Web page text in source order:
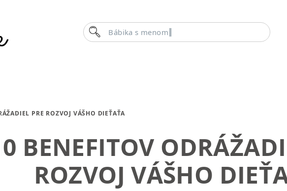
Hľadať
PRE ROZVOJ VÁŠHO DIEŤAŤA
BENEFITOV
ROZVOJ VÁŠHO